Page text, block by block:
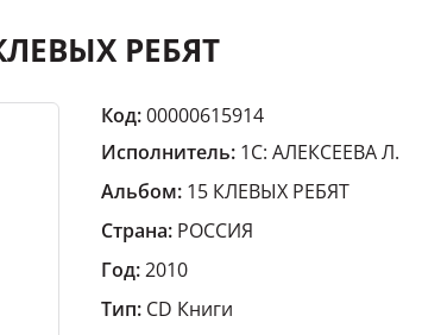
РЕБЯТ
Код:00000615914
Исполнитель: 1С: АЛЕКСЕЕВА Л.
Альбом: 15 КЛЕВЫХ РЕБЯТ
Страна: РОССИЯ
Год:2010
Тип: CD Книги